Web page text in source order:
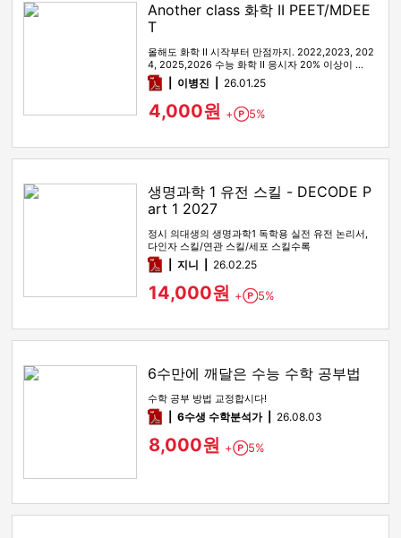
Another class 화학 II PEET/MDEE
T
올해도 화학 II 시작부터 만점까지. 2022,2023, 202
4, 2025,2026 수능 화학 II 응시자 20% 이상이 …
pdf이병진 26.01.25
4,000원 + Point
5%
생명과학 1 유전 스킬 - DECODE P
art 1 2027
정시 의대생의 생명과학1 독학용 실전 유전 논리서,
다인자 스킬/연관 스킬/세포 스킬수록
pdf지니 26.02.25
14,000원 + Point
5%
6수만에 깨달은 수능 수학 공부법
수학 공부 방법 교정합시다!
pdf6수생 수학분석가 26.08.03
8,000원 + Point
5%